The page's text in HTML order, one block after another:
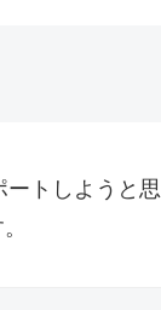
トしようと思